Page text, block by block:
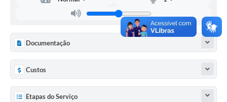
Documentação
Custos
Etapas do Serviço